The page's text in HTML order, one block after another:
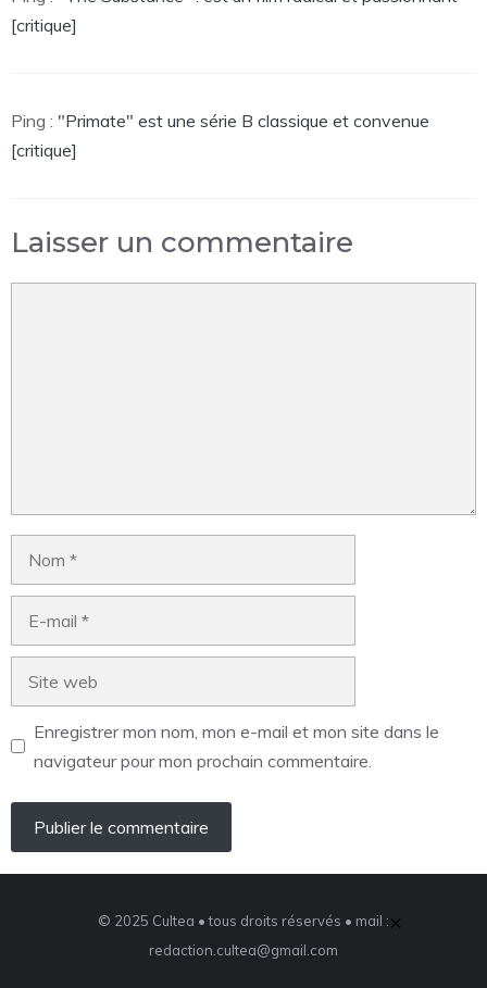
[critique]
Ping : "Primate" est une série B classique et convenue
[critique]
Laisser un commentaire
Enregistrer mon nom, mon e-mail et mon site dans le
navigateur pour mon prochain commentaire.
© 2025 Cultea • tous droits réservés • mail :
redaction.cultea@gmail.com
×